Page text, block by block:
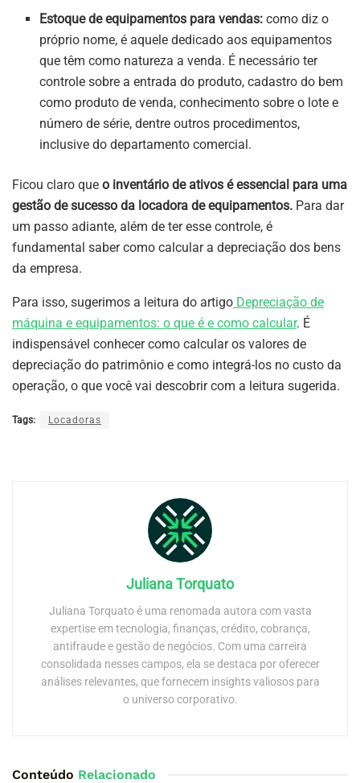
Estoque de equipamentos para vendas:como diz o
próprio nome, é aquele dedicado aos equipamentos
que têm como natureza a venda. É necessário ter
controle sobre a entrada do produto, cadastro do bem
como produto de venda, conhecimento sobre o lote e
número de série, dentre outros procedimentos,
inclusive do departamento comercial.
Ficou claro que o inventário de ativos é essencial para uma
gestão de sucesso da locadora de equipamentos. Para dar
um passo adiante, além de ter esse controle, é
fundamental saber como calcular a depreciação dos bens
da empresa.
Para isso, sugerimos a leitura do artigo Depreciação de
máquina e equipamentos: o que é e como calcular. É
indispensável conhecer como calcular os valores de
depreciação do patrimônio e como integrá-los no custo da
operação, o que você vai descobrir com a leitura sugerida.
Tags: Locadoras
Juliana Torquato
Juliana Torquato é uma renomada autora com vasta
expertise em tecnologia, finanças, crédito, cobrança,
antifraude e gestão de negócios. Com uma carreira
consolidada nesses campos, ela se destaca por oferecer
análises relevantes, que fornecem insights valiosos para
o universo corporativo.
Conteúdo Relacionado